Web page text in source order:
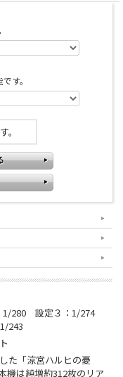
す。
。
280 設定３：1/274
243
た「涼宮ハルヒの憂
機は純増約312枚のリア